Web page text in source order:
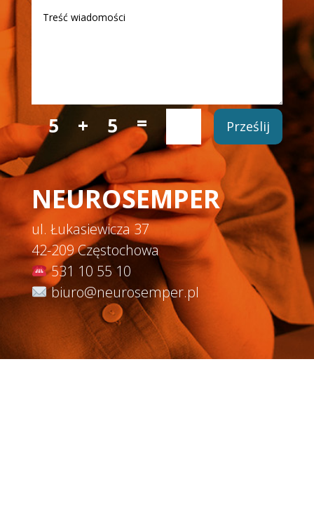
5 + 5= Prześlij
NEUROSEMPER
ul. Łukasiewicza 37
42-209 Częstochowa
531 10 55 10
biuro@neurosemper.pl